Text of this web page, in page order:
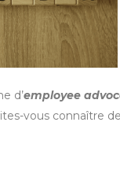
d’employee
vous connaître